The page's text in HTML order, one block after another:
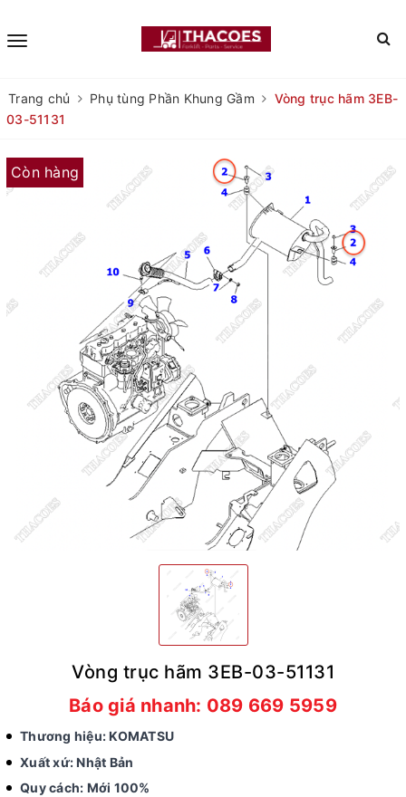
Trang chủ Phụ tùng Phần Khung Gầm
Vòng trục hãm 3EB-
03-51131
Còn hàng
Vòng trục hãm 3EB-03-51131
Báo giá nhanh: 089 669 5959
Thương hiệu: KOMATSU
Xuất xứ: Nhật Bản
Quy cách: Mới 100%